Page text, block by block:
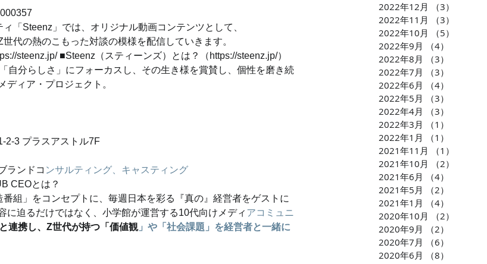
「Steenz」では、オリジナル動画コンテンツとして、
代の熱のこもった対談の模様を配信していきます。
steenz.jp/ ■Steenz（スティーンズ）とは？（https://steenz.jp/）
自分らしさ」にフォーカスし、その生き様を賞賛し、個性を磨き続
ディア・プロジェクト。
2-3 プラスアストル7F
ランドコ ンサルティング、キャスティング
CEOとは？
番組」をコンセプトに、毎週日本を彩る『真の』経営者をゲストに
に迫るだけではなく、小学館が運営する10代向けメディ アコミュニ
連携し、Z世代が持つ「価値観」や「社会課題」を経営者と一緒に
2022年12月
（3）
2022年11月
（3）
2022年10月
（5）
2022年9月
（4）
2022年8月
（3）
2022年7月
（3）
2022年6月
（4）
2022年5月
（3）
2022年4月
（3）
2022年3月
（1）
2022年1月
（1）
2021年11月
（1）
2021年10月
（2）
2021年6月
（4）
2021年5月
（2）
2021年1月
（4）
2020年10月
（2）
2020年9月
（2）
2020年7月
（6）
2020年6月
（8）